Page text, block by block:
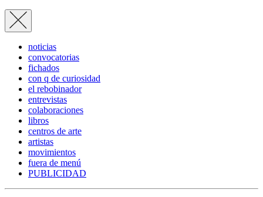
noticias
convocatorias
fichados
con q de curiosidad
el rebobinador
entrevistas
colaboraciones
libros
centros de arte
artistas
movimientos
fuera de menú
PUBLICIDAD